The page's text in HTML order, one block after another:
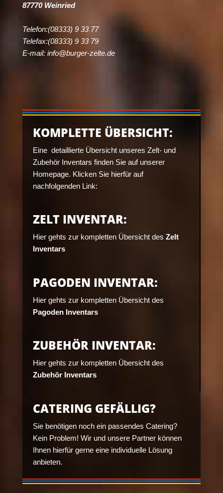
87770 Weinried
Telefon:(08333) 9 33 77
Telefax:(08333) 9 33 79
E-mail: info@burger-zelte.de
KOMPLETTE ÜBERSICHT:
Eine detaillierte Übersicht unseres Zelt- und
Zubehör Inventars finden Sie auf unserer
Homepage. Klicken Sie hierfür auf
nachfolgenden Link:
ZELT INVENTAR:
Hier gehts zur kompletten Übersicht des Zelt
Inventars
PAGODEN INVENTAR:
Hier gehts zur kompletten Übersicht des
Pagoden Inventars
ZUBEHÖR INVENTAR:
Hier gehts zur kompletten Übersicht des
Zubehör Inventars
CATERING GEFÄLLIG?
Sie benötigen noch ein passendes Catering?
Kein Problem! Wir und unsere Partner können
Ihnen hierfür gerne eine individuelle Lösung
anbieten.